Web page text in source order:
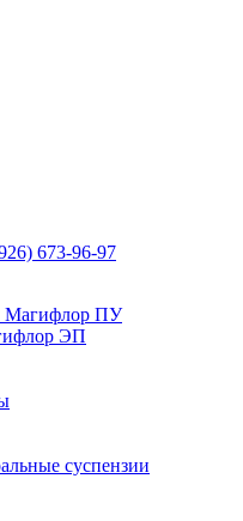
673-96-97
Магифлор ПУ
ЭП
суспензии